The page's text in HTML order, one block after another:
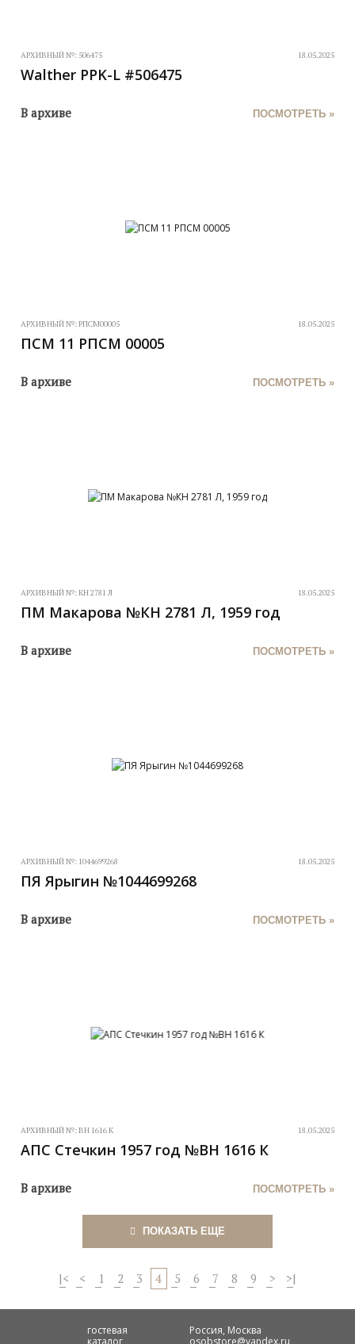
АРХИВНЫЙ №: 506475 18.05.2025
Walther PPK-L #506475
В архиве ПОСМОТРЕТЬ »
АРХИВНЫЙ №:РПСМ00005 18.05.2025
ПСМ 11 РПСМ 00005
В архиве ПОСМОТРЕТЬ »
АРХИВНЫЙ №:КН 2781 Л 18.05.2025
ПМ Макарова №КН 2781 Л, 1959 год
В архиве ПОСМОТРЕТЬ »
АРХИВНЫЙ №: 1044699268 18.05.2025
ПЯ Ярыгин №1044699268
В архиве ПОСМОТРЕТЬ »
АРХИВНЫЙ №:ВН 1616 К 18.05.2025
АПС Стечкин 1957 год №ВН 1616 К
В архиве ПОСМОТРЕТЬ »
ПОКАЗАТЬ ЕЩЕ
|< < 1 2 3 4 5 6 7 8 9 > >|
гостевая
каталог
Россия, Москва
osobstore@yandex.ru